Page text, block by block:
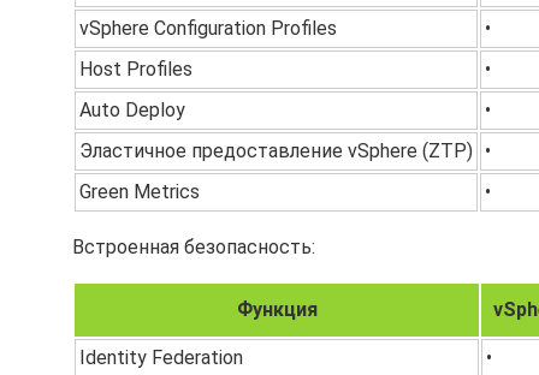
vSphere Configuration Profiles
•
Host Profiles
•
Auto Deploy
•
Эластичное предоставление vSphere (ZTP) •
Green Metrics
•
Встроенная безопасность:
Функция
Identity Federation •